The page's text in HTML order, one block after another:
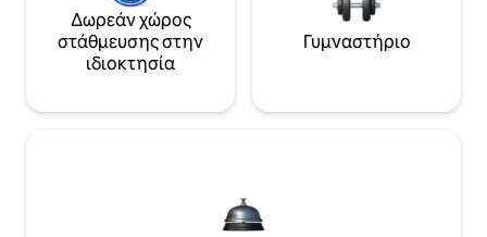
Δωρεάν χώρος
στάθμευσης στην
ιδιοκτησία
Γυμναστήριο